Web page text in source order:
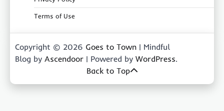
Terms of Use
Copyright © 2026 Goes to Town | Mindful
Blog by Ascendoor | Powered by WordPress.
Back to Top